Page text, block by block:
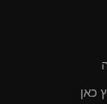
כאן